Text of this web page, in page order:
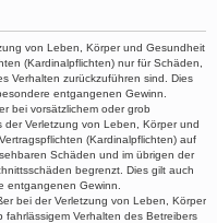
von Leben, Körper und Gesundheit
(Kardinalpflichten) nur für Schäden,
Verhalten zurückzuführen sind. Dies
entgangenen Gewinn.
bei vorsätzlichem oder grob
Verletzung von Leben, Körper und
(Kardinalpflichten) auf
Schäden und im übrigen der
begrenzt. Dies gilt auch
entgangenen Gewinn.
bei der Verletzung von Leben, Körper
Verhalten des Betreibers